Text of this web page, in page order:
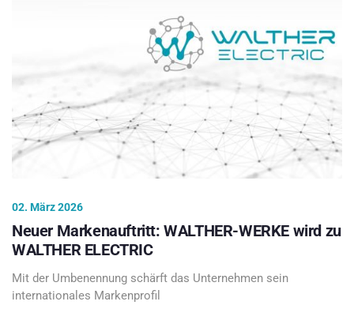
02. März 2026
Neuer Markenauftritt: WALTHER-WERKE wird zu
WALTHER ELECTRIC
Mit der Umbenennung schärft das Unternehmen sein
internationales Markenprofil